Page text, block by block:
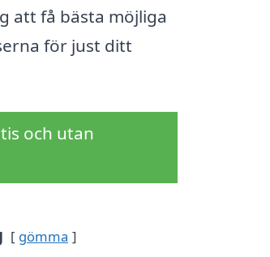
att få bästa möjliga
för just ditt
och utan
gömma